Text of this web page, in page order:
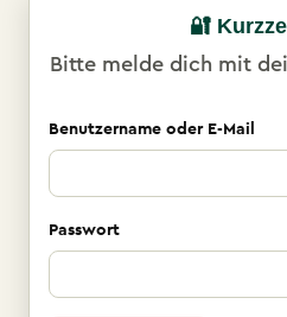
🔐
Bitte melde dich mit
Benutzername oder E-Mail
Passwort